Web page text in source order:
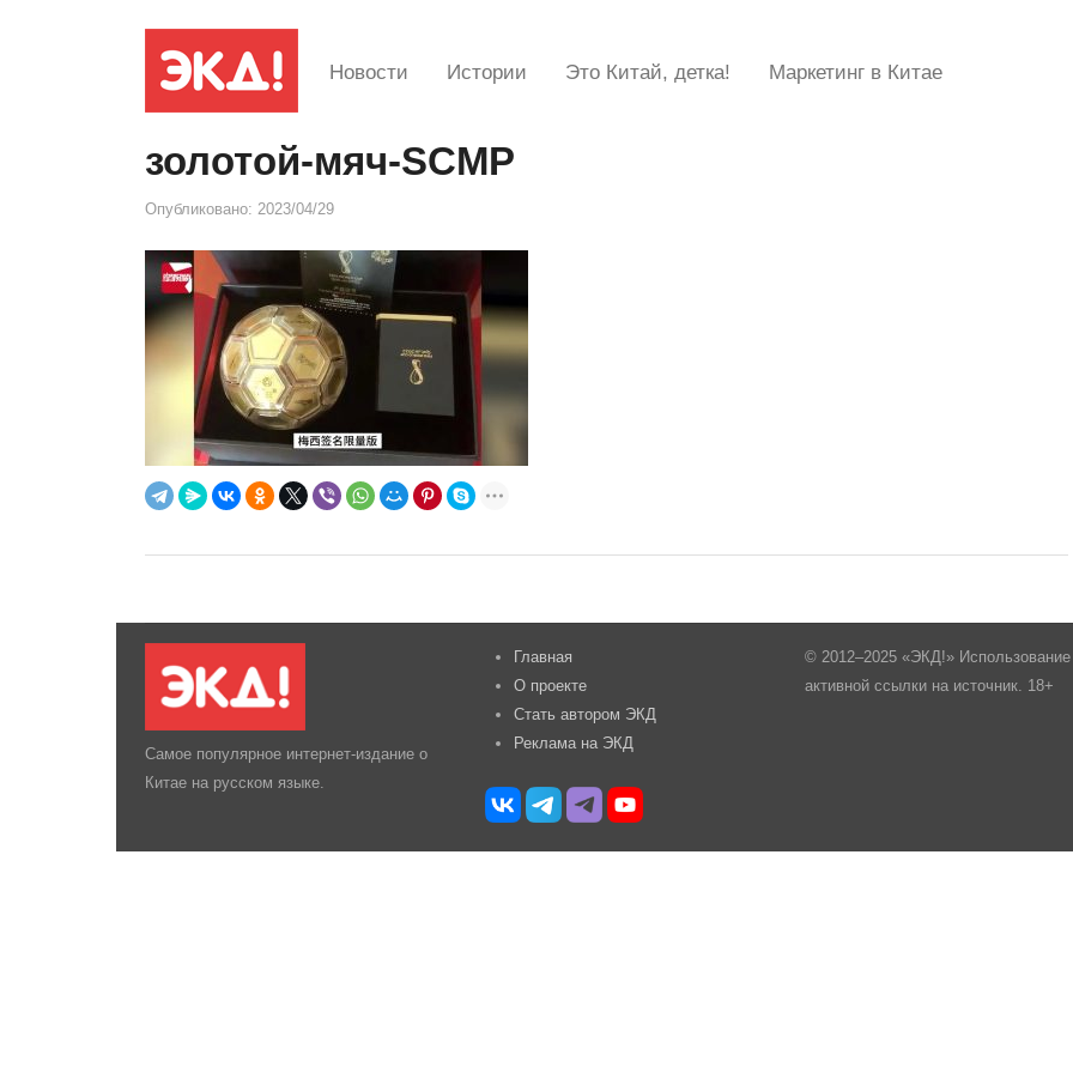
Новости Истории Это Китай, детка! Маркетинг в Китае
золотой-мяч-SCMP
Опубликовано: 2023/04/29
Самое популярное интернет-издание о
Китае на русском языке.
Главная
О проекте
Стать автором ЭКД
Реклама на ЭКД
© 2012–2025 «ЭКД!»
активной ссылки на источник. 18+